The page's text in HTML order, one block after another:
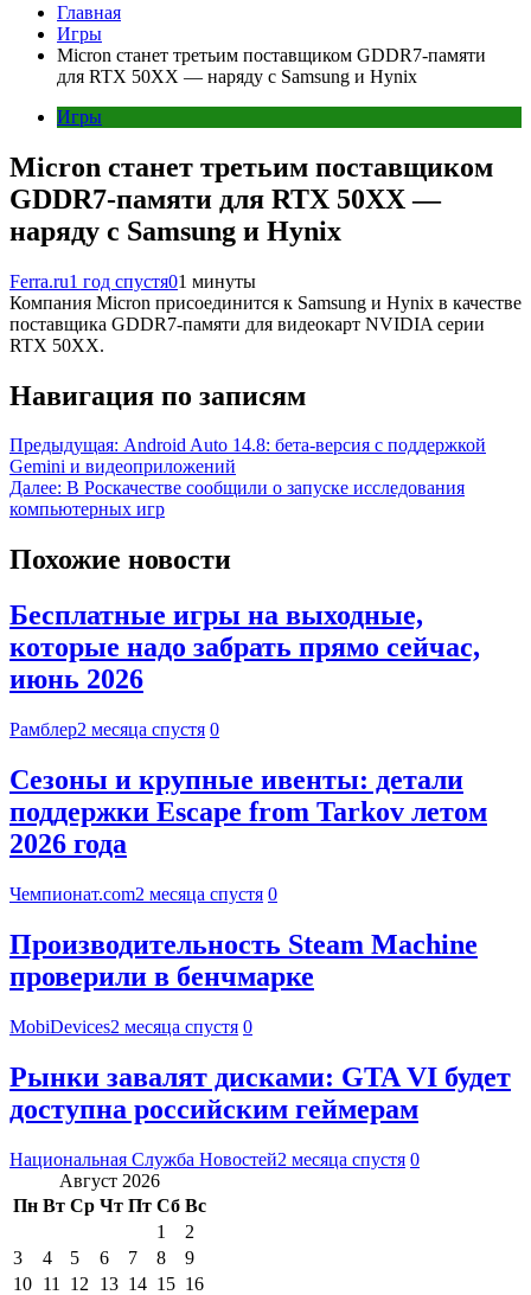
Главная
Игры
Micron станет третьим поставщиком GDDR7-памяти
для RTX 50XX — наряду с Samsung и Hynix
Игры
Micron станет третьим поставщиком
GDDR7-памяти для RTX 50XX —
наряду с Samsung и Hynix
Ferra.ru1 год спустя01 минуты
Компания Micron присоединится к Samsung и Hynix в качестве
поставщика GDDR7-памяти для видеокарт NVIDIA серии
RTX 50XX.
Навигация по записям
Предыдущая: Android Auto 14.8: бета-версия с поддержкой
Gemini и видеоприложений
Далее: В Роскачестве сообщили о запуске исследования
компьютерных игр
Похожие новости
Бесплатные игры на выходные,
которые надо забрать прямо сейчас,
июнь 2026
Рамблер2 месяца спустя 0
Сезоны и крупные ивенты: детали
поддержки Escape from Tarkov летом
2026 года
Чемпионат.com2 месяца спустя 0
Производительность Steam Machine
проверили в бенчмарке
MobiDevices2 месяца спустя 0
Рынки завалят дисками: GTA VI будет
доступна российским геймерам
Национальная Служба Новостей2 месяца спустя 0
Август 2026
Пн Вт Ср Чт Пт Сб Вс
1
2
3
4 5 6 7 8
9
10 11 12 13 14 15 16